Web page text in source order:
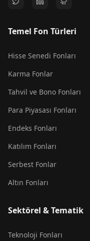
Temel Fon Türleri
Hisse Senedi Fonları
Karma Fonlar
Tahvil ve Bono Fonları
Para Piyasası Fonları
Endeks Fonları
Katılım Fonları
Serbest Fonlar
Altın Fonları
Sektörel & Tematik
Teknoloji Fonları